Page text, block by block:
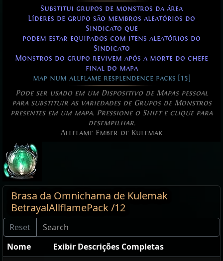
Substitui grupos de monstros da área
Líderes de grupo são membros aleatórios do
Sindicato que
podem estar equipados com itens aleatórios do
Sindicato
Monstros do grupo revivem após a morte do chefe
final do mapa
map num allflame resplendence packs [15]
Pode ser usado em um Dispositivo de Mapas pessoal
para substituir as variedades de Grupos de Monstros
presentes em um mapa. Pressione o Shift e clique para
desempilhar.
Allflame Ember of Kulemak
Brasa da Omnichama de Kulemak
BetrayalAllflamePack /12
Nome
Exibir Descrições Completas